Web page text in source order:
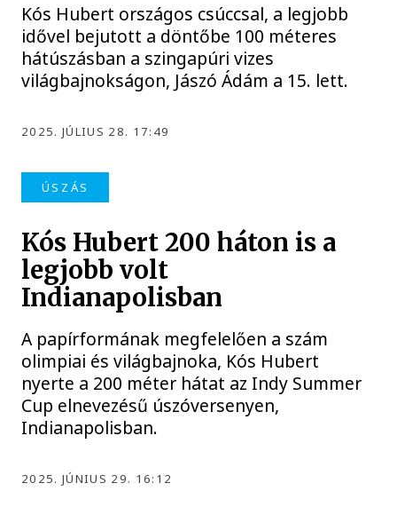
Kós Hubert országos csúccsal, a legjobb
idővel bejutott a döntőbe 100 méteres
hátúszásban a szingapúri vizes
világbajnokságon, Jászó Ádám a 15. lett.
2025. JÚLIUS 28. 17:49
ÚSZÁS
Kós Hubert 200 háton is a
legjobb volt
Indianapolisban
A papírformának megfelelően a szám
olimpiai és világbajnoka, Kós Hubert
nyerte a 200 méter hátat az Indy Summer
Cup elnevezésű úszóversenyen,
Indianapolisban.
2025. JÚNIUS 29. 16:12